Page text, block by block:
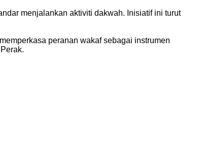
menjalankan aktiviti dakwah. Inisiatif ini turut
peranan wakaf sebagai instrumen